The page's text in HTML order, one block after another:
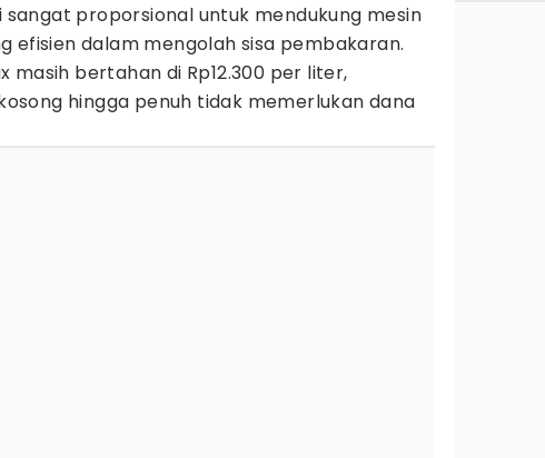
sangat proporsional untuk mendukung mesin
efisien dalam mengolah sisa pembakaran.
masih bertahan di Rp12.300 per liter,
hingga penuh tidak memerlukan dana